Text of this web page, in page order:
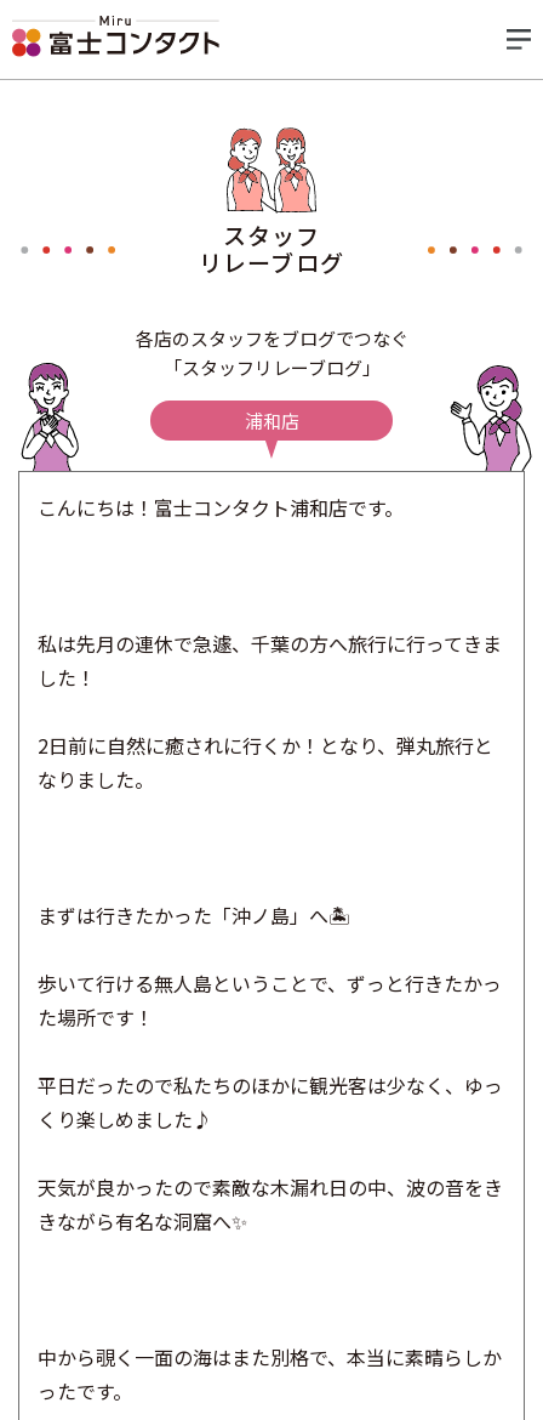
スタッフ
リレーブログ
各店のスタッフをブログでつなぐ
「スタッフリレーブログ」
浦和店
こんにちは！富士コンタクト浦和店です。
私は先月の連休で急遽、千葉の方へ旅行に行ってきま
した！
2日前に自然に癒されに行くか！となり、弾丸旅行と
なりました。
まずは行きたかった「沖ノ島」へ🏝
歩いて行ける無人島ということで、ずっと行きたかっ
た場所です！
平日だったので私たちのほかに観光客は少なく、ゆっ
くり楽しめました♪
天気が良かったので素敵な木漏れ日の中、波の音をき
きながら有名な洞窟へ✨
中から覗く一面の海はまた別格で、本当に素晴らしか
ったです。